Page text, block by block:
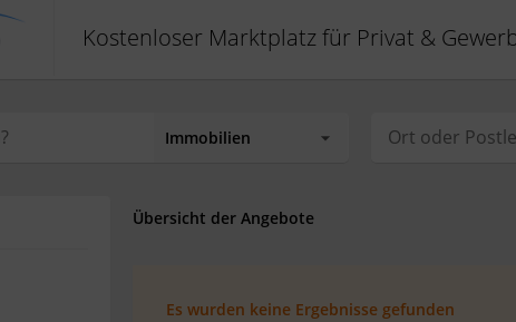
Kostenloser Marktplatz für Privat &
Übersicht der Angebote
Es wurden keine Ergebnisse gefunden